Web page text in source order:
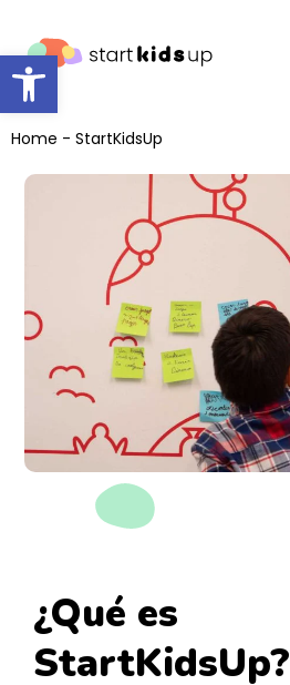
Abrir barra de herramientas
Home - StartKidsUp
¿Qué es
StartKidsUp?